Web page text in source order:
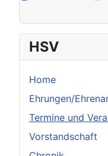
HSV
Home
Ehrungen/
Termine und
Vorstandschaft